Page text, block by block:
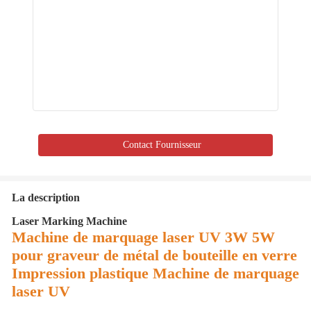
Contact Fournisseur
La description
Laser Marking Machine
Machine de marquage laser UV 3W 5W
pour graveur de métal de bouteille en verre
Impression plastique Machine de marquage
laser UV